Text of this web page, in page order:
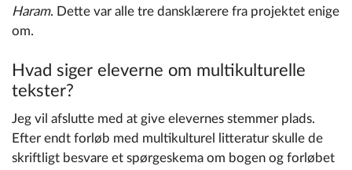
Haram. Dette var alle tre dansklærere fra projektet enige
om.
Hvad siger eleverne om multikulturelle
tekster?
Jeg vil afslutte med at give elevernes stemmer plads.
Efter endt forløb med multikulturel litteratur skulle de
skriftligt besvare et spørgeskema om bogen og forløbet